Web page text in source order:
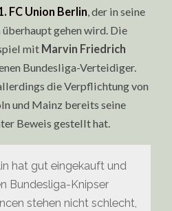
FC Union Berlin, der in seine
gehen wird. Die
mit Marvin Friedrich
Bundesliga-Verteidiger.
die Verpflichtung von
und Mainz bereits seine
Beweis gestellt hat.
hat gut eingekauft und
Bundesliga-Knipser
stehen nicht schlecht,